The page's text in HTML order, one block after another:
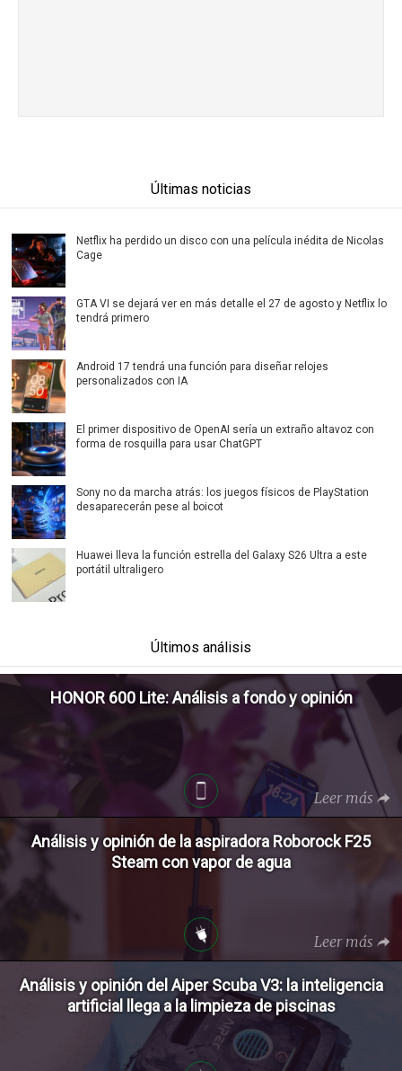
Últimas noticias
Netflix ha perdido un disco con una película inédita de Nicolas
Cage
GTA VI se dejará ver en más detalle el 27 de agosto y Netflix lo
tendrá primero
Android 17 tendrá una función para diseñar relojes
personalizados con IA
El primer dispositivo de OpenAI sería un extraño altavoz con
forma de rosquilla para usar ChatGPT
Sony no da marcha atrás: los juegos físicos de PlayStation
desaparecerán pese al boicot
Huawei lleva la función estrella del Galaxy S26 Ultra a este
portátil ultraligero
Últimos análisis
HONOR 600 Lite: Análisis a fondo y opinión
Leer más
Análisis y opinión de la aspiradora Roborock F25
Steam con vapor de agua
Leer más
Análisis y opinión del Aiper Scuba V3: la inteligencia
artificial llega a la limpieza de piscinas